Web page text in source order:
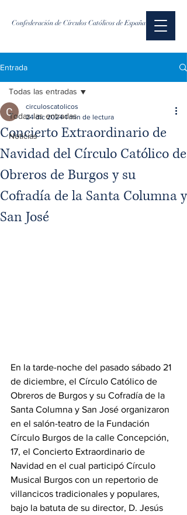
Confederación de Círculos Católicos de España
Entrada
Todas las entradas
Noticias
Todas las entradas
Concierto Extraordinario de
Navidad del Círculo Católico de
Obreros de Burgos y su
Cofradía de la Santa Columna y
San José
circuloscatolicos
24 dic 2024 1 min de lectura
En la tarde-noche del pasado sábado 21
de diciembre, el Círculo Católico de
Obreros de Burgos y su Cofradía de la
Santa Columna y San José organizaron
en el salón-teatro de la Fundación
Círculo Burgos de la calle Concepción,
17, el Concierto Extraordinario de
Navidad en el cual participó Círculo
Musical Burgos con un repertorio de
villancicos tradicionales y populares,
bajo la batuta de su director, D. Jesús